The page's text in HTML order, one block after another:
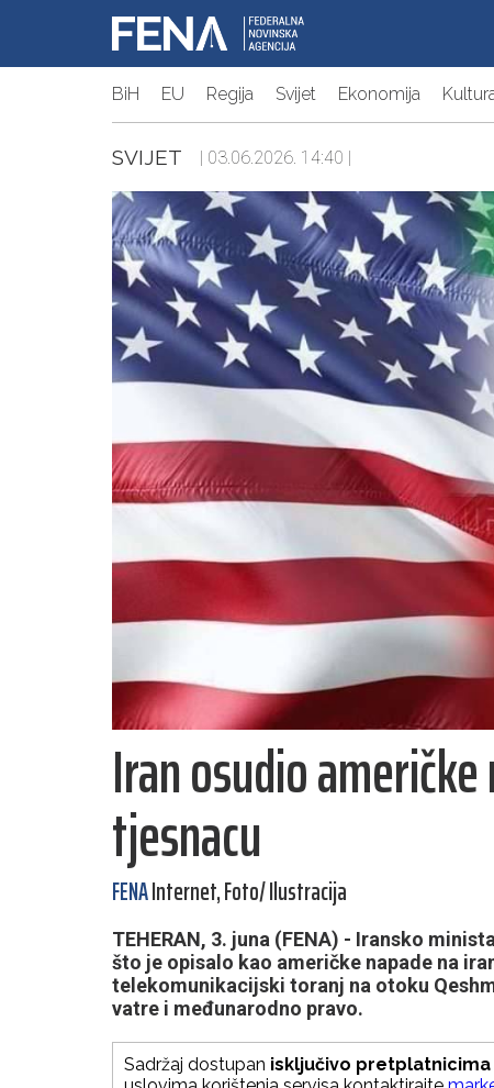
BiH EU Regija Svijet Ekonomija
SVIJET | 03.06.2026. 14:40 |
Iran osudio
tjesnacu
FENAInternet, Foto/ Ilustracija
TEHERAN, 3. juna (FENA) - Iransko
što je opisalo kao američke napade na
telekomunikacijski toranj na otoku
vatre i međunarodno pravo.
Sadržaj dostupan isključivo pretplatnicima